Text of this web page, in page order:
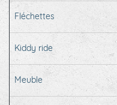
Fléchettes
Kiddy ride
Meuble